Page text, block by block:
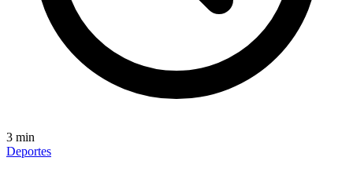
3 min
Deportes